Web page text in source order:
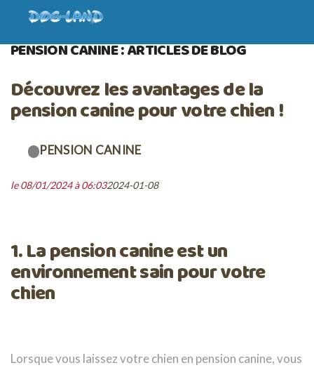
ACCUEIL BLOG
PENSION CANINE : ARTICLES DE BLOG
Découvrez les avantages de la
pension canine pour votre chien !
PENSION CANINE
le 08/01/2024 à 06:032024-01-08
1. La pension canine est un
environnement sain pour votre
chien
Lorsque vous laissez votre chien en pension canine, vous